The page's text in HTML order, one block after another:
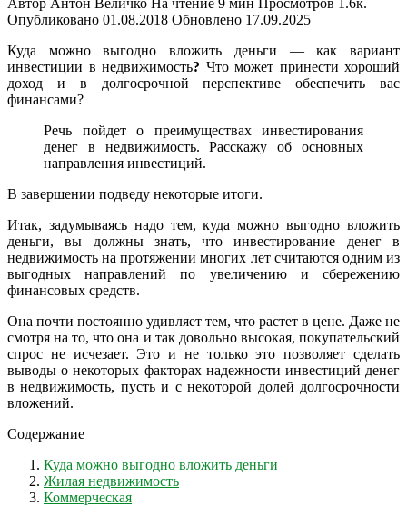
Опубликовано 01.08.2018 Обновлено 17.09.2025
Куда можно выгодно вложить деньги — как вариант
инвестиции в недвижимость? Что может принести хороший
доход и в долгосрочной перспективе обеспечить вас
финансами?
Речь пойдет о преимуществах инвестирования
денег в недвижимость. Расскажу об основных
направления инвестиций.
В завершении подведу некоторые итоги.
Итак, задумываясь надо тем, куда можно выгодно вложить
деньги, вы должны знать, что инвестирование денег в
недвижимость на протяжении многих лет считаются одним из
выгодных направлений по увеличению и сбережению
финансовых средств.
Она почти постоянно удивляет тем, что растет в цене. Даже не
смотря на то, что она и так довольно высокая, покупательский
спрос не исчезает. Это и не только это позволяет сделать
выводы о некоторых факторах надежности инвестиций денег
в недвижимость, пусть и с некоторой долей долгосрочности
вложений.
Содержание
Куда можно выгодно вложить деньги
Жилая недвижимость
Коммерческая